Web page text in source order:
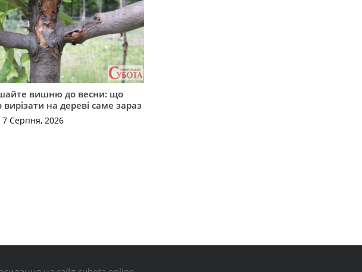
вишню до весни: що
вирізати на дереві саме зараз
7 Серпня, 2026